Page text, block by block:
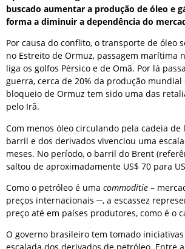
buscado aumentar a produção de óleo e
forma a diminuir a dependência do
Por causa do conflito, o transporte de óleo
no Estreito de Ormuz, passagem marítima
liga os golfos Pérsico e de Omã. Por lá
guerra, cerca de 20% da produção mundial
bloqueio de Ormuz tem sido uma das
pelo Irã.
Com menos óleo circulando pela cadeia de
barril e dos derivados vivenciou uma
meses. No período, o barril do Brent
saltou de aproximadamente US$ 70 para
Como o petróleo é uma commoditie –
preços internacionais ─, a escassez
preço até em países produtores, como é o
O governo brasileiro tem tomado